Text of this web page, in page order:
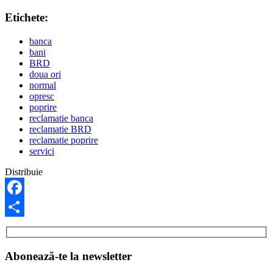
Etichete:
banca
bani
BRD
doua ori
normal
opresc
poprire
reclamatie banca
reclamatie BRD
reclamatie poprire
servici
Distribuie
Facebook
Share
Abonează-te la newsletter